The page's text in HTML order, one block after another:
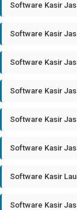
Software Kasir
Software Kasir
Software Kasir
Software Kasir
Software Kasir
Software Kasir
Software Kasir
Software Kasir